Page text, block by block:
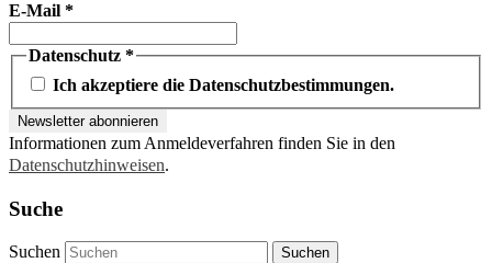
E-Mail *
Datenschutz *
Ich akzeptiere die Datenschutzbestimmungen.
Informationen zum Anmeldeverfahren finden Sie in den
Datenschutzhinweisen.
Suche
Suchen